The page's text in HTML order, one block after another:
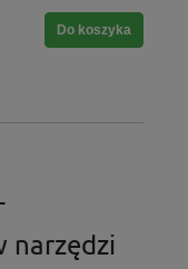
Do koszyka
narzędzi